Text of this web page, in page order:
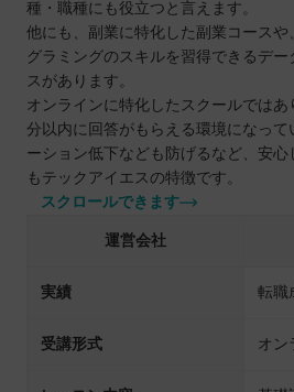
種・職種にも役立つと言えます。
他にも、副業に特化した副業コースや
グラミングのスキルを習得できるデ
スがあります。
オンラインに特化したスクールでは
分以内に回答がもらえる環境になっ
ーション低下なども防げるなど、安
もテックアイエスの特徴です。
スクロールできます
運営会社
実績 転職
受講形式 オン